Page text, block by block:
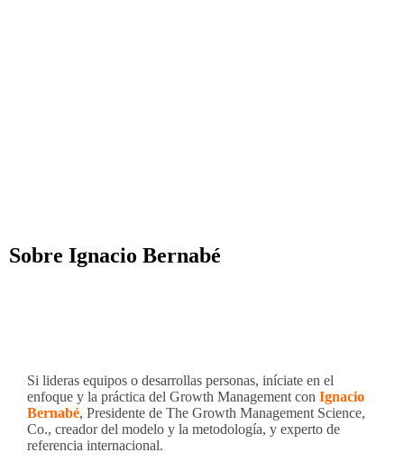
Sobre Ignacio Bernabé
Si lideras equipos o desarrollas personas, iníciate en el
enfoque y la práctica del Growth Management con Ignacio
Bernabé, Presidente de The Growth Management Science,
Co., creador del modelo y la metodología, y experto de
referencia internacional.